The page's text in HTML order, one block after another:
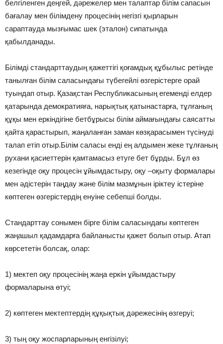
белгіленген деңгей, дəрежелер мен талаптар білім сапасын
бағалау мен білімдену процесінің негізгі қырларын
сараптауда мызғымас шек (эталон) сипатында
қабылданады.
Білімді стандарттаудың қажеттігі қоғамдық құбылыс ретінде
танылған білім саласындағы түбегейлі өзгерістерге орай
туындап отыр. Қазақстан Республикасының егеменді елдер
қатарында демократияға, нарықтық қатынастарға, тұлғаның
құқы мен еркіндігіне бетбұрысы білім аймағындағы саясатты
қайта қарастырып, жаңаланған заман көзқарасымен түсінуді
талап етіп отыр.Білім саласы енді ең алдымен жеке тұлғаның
рухани қасиеттерін қамтамасыз етуге бет бұрды. Бұл өз
кезегінде оқу процесін ұйымдастыру, оқу –оқыту формалары
мен əдістерін таңдау жəне білім мазмұнын іріктеу істеріне
көптеген өзгерістердің енуіне себепші болды.
Стандарттау сонымен бірге білім саласындағы көптеген
жаңашыл қадамдарға байланысты қажет болып отыр. Атап
көрсететін болсақ, олар:
1) мектеп оқу процесінің жаңа еркін ұйымдастыру
формаларына өтуі;
2) көптеген мектептердің құқықтық дəрежесінің өзгеруі;
3) тың оқу жоспарларының енгізілуі;